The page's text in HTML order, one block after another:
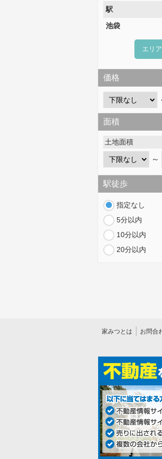
駅
池袋
エリ
価格
面積
土地面積
～
駅徒歩
指定なし
5分以内
10分以内
20分以内
家みつとは お問合